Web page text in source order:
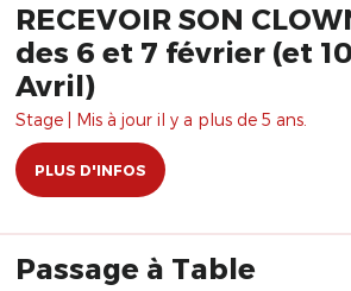
RECEVOIR SON
des 6 et 7 février (et 10
Avril)
Stage | Mis à jour il y a plus de 5 ans.
PLUS D'INFOS
Passage à Table